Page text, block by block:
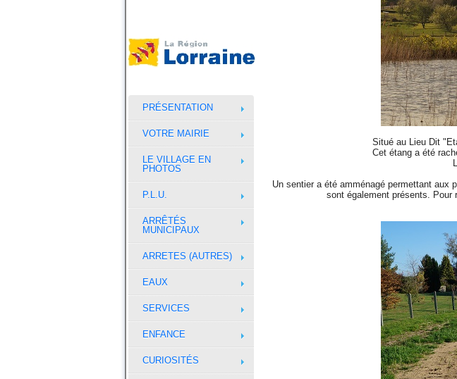
PRÉSENTATION
VOTRE MAIRIE
LE VILLAGE EN
PHOTOS
P.L.U.
ARRÊTÉS
MUNICIPAUX
ARRETES (AUTRES)
EAUX
SERVICES
ENFANCE
CURIOSITÉS
Situé au Lieu Dit
Cet étang a été
Un sentier a été amménagé permettant aux
sont également présents.